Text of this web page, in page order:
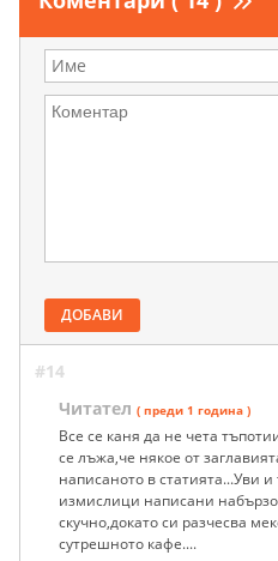
ДОБАВИ
#14
Читател ( преди 1 година )
Все се каня да не чета
се лъжа,че някое от
написаното в статията...Уви
измислици написани набързо
скучно,докато си разчесва
сутрешното кафе....